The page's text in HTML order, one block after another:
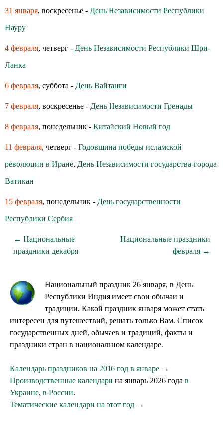
31 января, воскресенье - День Независимости Республики
Науру
4 февраля, четверг - День Независимости Республики Шри-
Ланка
6 февраля, суббота - День Вайтанги
7 февраля, воскресенье - День Независимости Гренады
8 февраля, понедельник - Китайский Новый год
11 февраля, четверг - Годовщина победы исламской
революции в Иране, День Независимости государства-города
Ватикан
15 февраля, понедельник - День государственности
Республики Сербия
← Национальные
праздники декабря
Национальные праздники
февраля →
Национальный праздник 26 января, в День
Республики Индия имеет свои обычаи и
традиции. Какой праздник января может стать
интересен для путешествий, решать только Вам. Список
государственных дней, обычаев и традиций, факты и
праздники стран в национальном календаре.
Календарь праздников на 2016 год в январе →
Производственные календари на январь 2026 года в
Украине, в России.
Тематические календари на этот год →